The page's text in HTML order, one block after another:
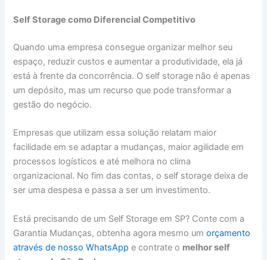
Self Storage como Diferencial Competitivo
Quando uma empresa consegue organizar melhor seu
espaço, reduzir custos e aumentar a produtividade, ela já
está à frente da concorrência. O self storage não é apenas
um depósito, mas um recurso que pode transformar a
gestão do negócio.
Empresas que utilizam essa solução relatam maior
facilidade em se adaptar a mudanças, maior agilidade em
processos logísticos e até melhora no clima
organizacional. No fim das contas, o self storage deixa de
ser uma despesa e passa a ser um investimento.
Está precisando de um Self Storage em SP? Conte com a
Garantia Mudanças, obtenha agora mesmo umorçamento
através de nosso WhatsApp e contrate o melhor self